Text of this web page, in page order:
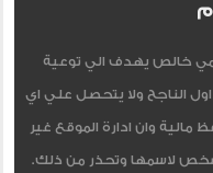
خالص يهدف الي توعية
الناجح ولا يتحصل علي اي
مالية وان ادارة الموقع غير
لاسمها وتحذر من ذلك.